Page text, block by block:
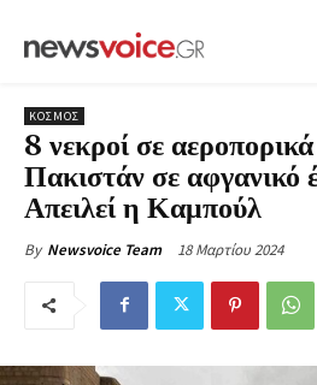
ΚΟΣΜΟΣ
8 νεκροί σε
Πακιστάν σε αφγανικό
Απειλεί η Καμπούλ
By Newsvoice Team 18 Μαρτίου 2024